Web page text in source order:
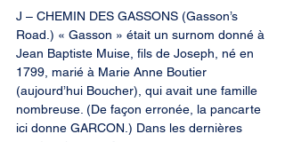
J – CHEMIN DES GASSONS (Gasson’s
Road.) « Gasson » était un surnom donné à
Jean Baptiste Muise, fils de Joseph, né en
1799, marié à Marie Anne Boutier
(aujourd’hui Boucher), qui avait une famille
nombreuse. (De façon erronée, la pancarte
ici donne GARCON.) Dans les dernières